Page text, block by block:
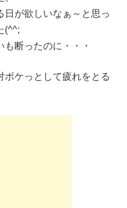
日が欲しいなぁ～と思っ
(^^;
断ったのに・・・
ボケっとして疲れをとる